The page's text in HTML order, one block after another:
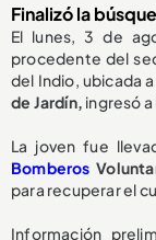
Finalizó la
El lunes, 3 de
procedente del
del Indio, ubicada
de Jardín, ingresó a
La joven fue
Bomberos
para recuperar el
Información